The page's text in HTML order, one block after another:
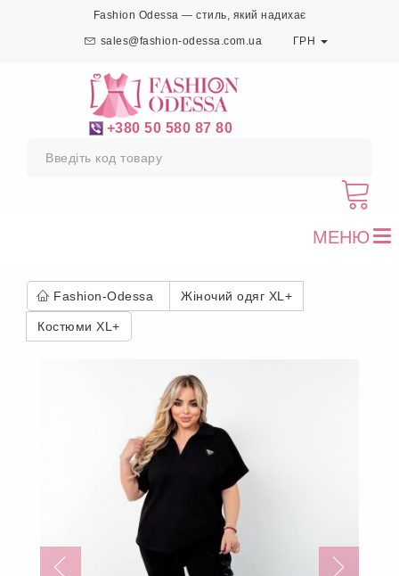
Fashion Odessa — стиль, який надихає
sales@fashion-odessa.com.ua ГРН
+380 50 580 87 80
МЕНЮ
Fashion-Odessa Жіночий одяг XL+
Костюми XL+